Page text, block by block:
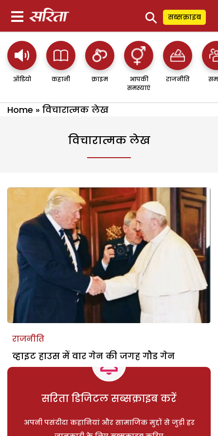
⚲ सब्सक्राइब
ऑडियो कहानी क्राइम
आपकी
समस्याएं
राजनीति
Home » विचारात्मक लेख
विचारात्मक लेख
राजनीति
व्हाइट हाउस में वार गेन की जगह गौड गेन
सरिता डिजिटल सब्सक्राइब करें
अपनी पसंदीदा कहानियां और सामाजिक मुद्दों से जुड़ी हर